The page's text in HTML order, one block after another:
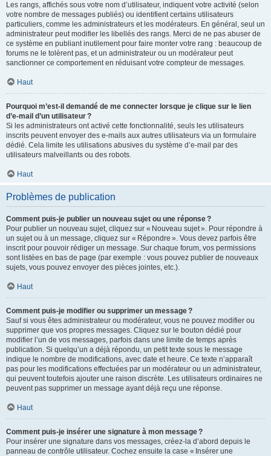
Les rangs, affichés sous votre nom d’utilisateur, indiquent votre activité (selon
votre nombre de messages publiés) ou identifient certains utilisateurs
particuliers, comme les administrateurs et les modérateurs. En général, seul un
administrateur peut modifier les libellés des rangs. Merci de ne pas abuser de
ce système en publiant inutilement pour faire monter votre rang : beaucoup de
forums ne le tolèrent pas, et un administrateur ou un modérateur peut
sanctionner ce comportement en réduisant votre compteur de messages.
Haut
Pourquoi m’est-il demandé de me connecter lorsque je clique sur le lien
d’e-mail d’un utilisateur ?
Si les administrateurs ont activé cette fonctionnalité, seuls les utilisateurs
inscrits peuvent envoyer des e-mails aux autres utilisateurs via un formulaire
dédié. Cela limite les utilisations abusives du système d’e-mail par des
utilisateurs malveillants ou des robots.
Haut
Problèmes de publication
Comment puis-je publier un nouveau sujet ou une réponse ?
Pour publier un nouveau sujet, cliquez sur « Nouveau sujet ». Pour répondre à
un sujet ou à un message, cliquez sur « Répondre ». Vous devez parfois être
inscrit pour pouvoir rédiger un message. Sur chaque forum, vos permissions
sont listées en bas de page (par exemple : vous pouvez publier de nouveaux
sujets, vous pouvez envoyer des pièces jointes, etc.).
Haut
Comment puis-je modifier ou supprimer un message ?
Sauf si vous êtes administrateur ou modérateur, vous ne pouvez modifier ou
supprimer que vos propres messages. Cliquez sur le bouton dédié pour
modifier l’un de vos messages, parfois dans une limite de temps après
publication. Si quelqu’un a déjà répondu, un petit texte sous le message
indique le nombre de modifications, avec date et heure. Ce texte n’apparaît
pas pour les modifications effectuées par un modérateur ou un administrateur,
qui peuvent toutefois ajouter une raison discrète. Les utilisateurs ordinaires ne
peuvent pas supprimer un message ayant déjà reçu une réponse.
Haut
Comment puis-je insérer une signature à mon message ?
Pour insérer une signature dans vos messages, créez-la d’abord depuis le
panneau de contrôle utilisateur. Cochez ensuite la case « Insérer une